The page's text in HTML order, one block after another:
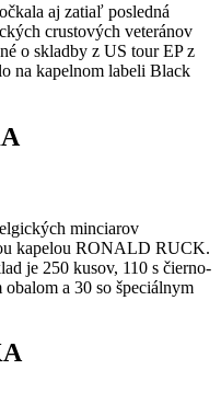
aj zatiaľ posledná
crustových veteránov
o skladby z US tour EP z
na kapelnom labeli Black
minciarov
kapelou RONALD RUCK.
je 250 kusov, 110 s čierno-
a 30 so špeciálnym